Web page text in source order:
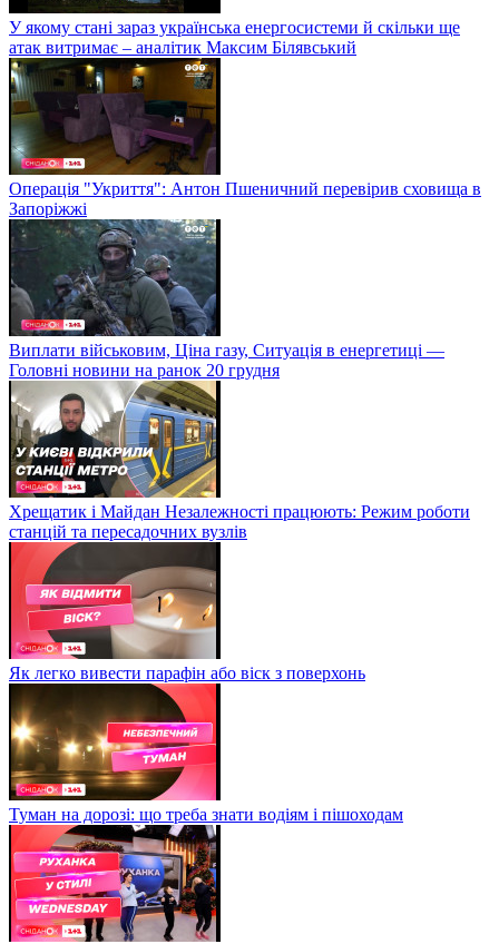
У якому стані зараз українська енергосистеми й скільки ще
атак витримає – аналітик Максим Білявський
Операція "Укриття": Антон Пшеничний перевірив сховища в
Запоріжжі
Виплати військовим, Ціна газу, Ситуація в енергетиці —
Головні новини на ранок 20 грудня
Хрещатик і Майдан Незалежності працюють: Режим роботи
станцій та пересадочних вузлів
Як легко вивести парафін або віск з поверхонь
Туман на дорозі: що треба знати водіям і пішоходам